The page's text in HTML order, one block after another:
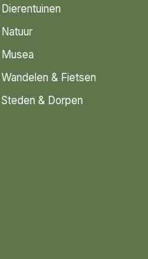
Dierentuinen
Natuur
Musea
Wandelen & Fietsen
Steden & Dorpen